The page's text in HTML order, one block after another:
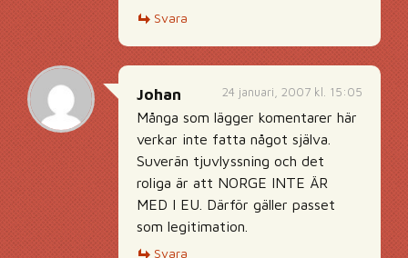
Svara
24 januari, 2007 kl. 15:05
Johan
Många som lägger komentarer här
verkar inte fatta något själva.
Suverän tjuvlyssning och det
roliga är att NORGE INTE ÄR
MED I EU. Därför gäller passet
som legitimation.
Svara